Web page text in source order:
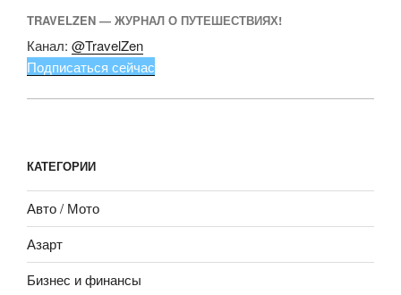
TRAVELZEN — ЖУРНАЛ О ПУТЕШЕСТВИЯХ!
Канал: @TravelZen
Подписаться сейчас
КАТЕГОРИИ
Авто / Мото
Азарт
Бизнес и финансы